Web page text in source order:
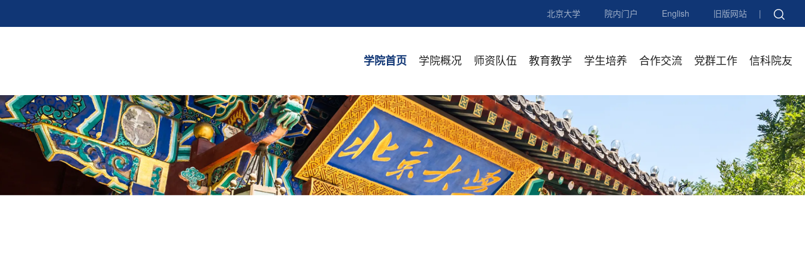
北京大学 院内门户 English 旧版网站 |
学院首页 学院概况 师资队伍 教育教学 学生培养 合作交流 党群工作 信科院友